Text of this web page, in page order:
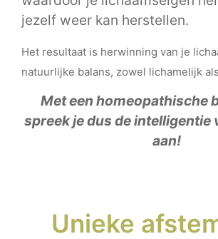
jezelf weer kan herstellen.
Het resultaat is herwinning van je
natuurlijke balans, zowel lichamelijk
Met een homeopathische
spreek je dus de intelligentie
aan!
Unieke